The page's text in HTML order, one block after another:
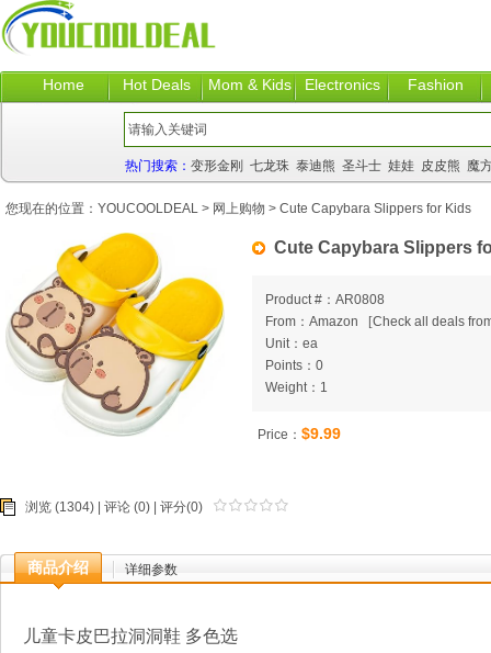
Home Hot Deals Mom & Kids Electronics Fashion
热门搜索： 变形金刚 七龙珠 泰迪熊 圣斗士 娃娃 皮皮熊 魔
Cute Capybara Slippers
Product #：AR0808
From：Amazon
[Check all deals
Unit：ea
Points：0
Weight：1
Price： $9.99
浏览 (1304) | 评论 (0) | 评分(0)
商品介绍 详细参数
儿童卡皮巴拉洞洞鞋 多色选
您现在的位置： YOUCOOLDEAL > 网上购物 > Cute Capybara Slippers for Kids